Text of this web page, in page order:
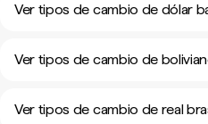
Ver tipos de cambio de dólar
Ver tipos de cambio de
Ver tipos de cambio de real